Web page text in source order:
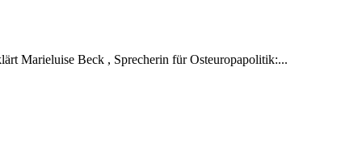
Marieluise Beck , Sprecherin für Osteuropapolitik:...